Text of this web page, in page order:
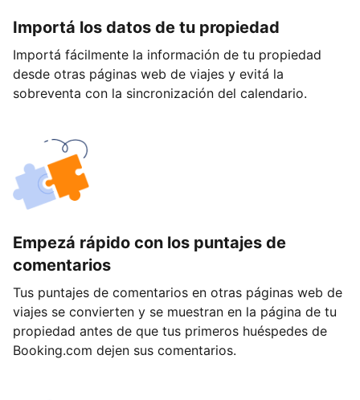
Importá los datos de tu propiedad
Importá fácilmente la información de tu propiedad
desde otras páginas web de viajes y evitá la
sobreventa con la sincronización del calendario.
Empezá rápido con los puntajes de
comentarios
Tus puntajes de comentarios en otras páginas web de
viajes se convierten y se muestran en la página de tu
propiedad antes de que tus primeros huéspedes de
Booking.com dejen sus comentarios.